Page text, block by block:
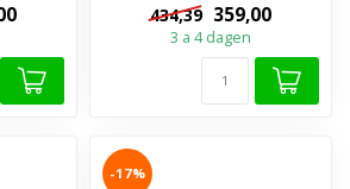
heerli...
434,39 359,00
3 a 4 dagen
-17%